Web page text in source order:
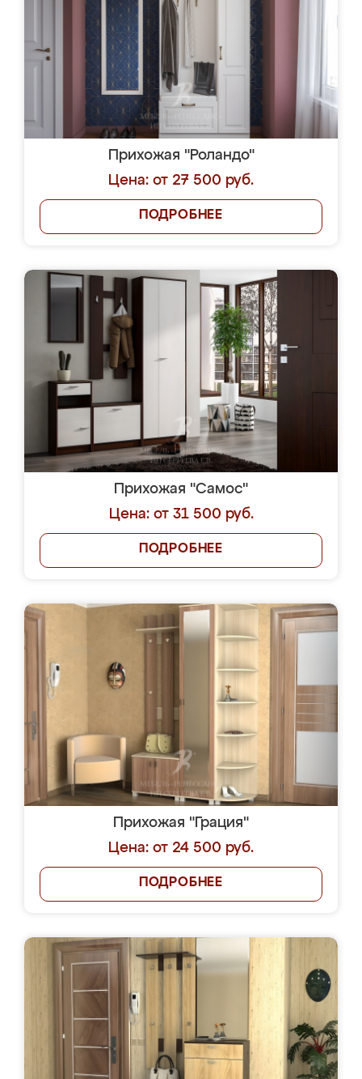
Прихожая "Роландо"
Цена: от 27 500 руб.
ПОДРОБНЕЕ
Прихожая "Самос"
Цена: от 31 500 руб.
ПОДРОБНЕЕ
Прихожая "Грация"
Цена: от 24 500 руб.
ПОДРОБНЕЕ